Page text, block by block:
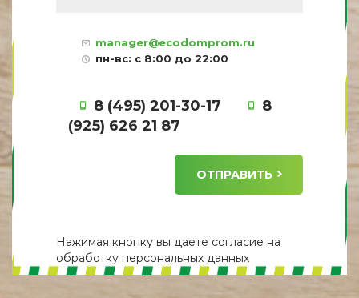
manager@ecodomprom.ru
пн-вс: с 8:00 до 22:00
8 (495) 201-30-17
8
(925) 626 21 87
ОТПРАВИТЬ
Нажимая кнопку вы даете согласие на
обработку персональных данных